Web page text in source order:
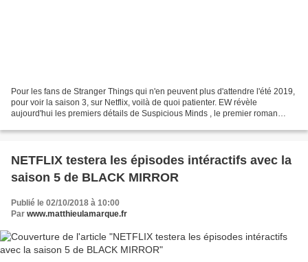
Pour les fans de Stranger Things qui n'en peuvent plus d'attendre l'été 2019,
pour voir la saison 3, sur Netflix, voilà de quoi patienter. EW révèle
aujourd'hui les premiers détails de Suspicious Minds , le premier roman
NETFLIX testera les épisodes intéractifs avec la
saison 5 de BLACK MIRROR
Publié le 02/10/2018 à 10:00
Par www.matthieulamarque.fr